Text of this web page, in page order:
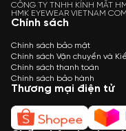
CÔNG TY TNHH KÍNH MẮT
HMK EYEWEAR VIETNAM
Chính sách
Chính sách bảo mật
Chính sách Vận chuyển và
Chính sách thanh toán
Chính sách bảo hành
Thương mại điện tử